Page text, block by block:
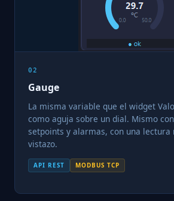
02
Gauge
La misma variable que el widget
como aguja sobre un dial. Mismo
setpoints y alarmas, con una lectura
vistazo.
API REST MODBUS TCP